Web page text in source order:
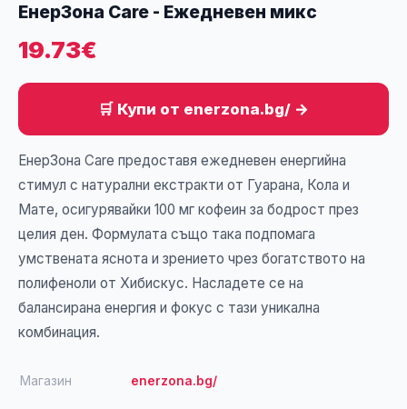
ЕнерЗона Care - Ежедневен микс
19.73€
🛒 Купи от enerzona.bg/ →
ЕнерЗона Care предоставя ежедневен енергийна
стимул с натурални екстракти от Гуарана, Кола и
Мате, осигурявайки 100 мг кофеин за бодрост през
целия ден. Формулата също така подпомага
умствената яснота и зрението чрез богатството на
полифеноли от Хибискус. Насладете се на
балансирана енергия и фокус с тази уникална
комбинация.
Магазин enerzona.bg/